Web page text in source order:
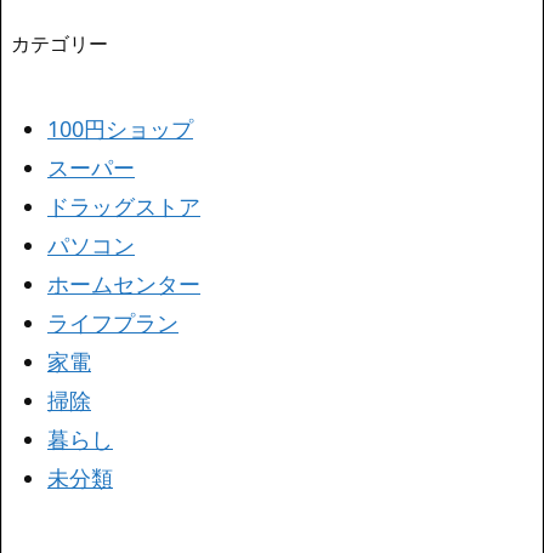
カテゴリー
100円ショップ
スーパー
ドラッグストア
パソコン
ホームセンター
ライフプラン
家電
掃除
暮らし
未分類